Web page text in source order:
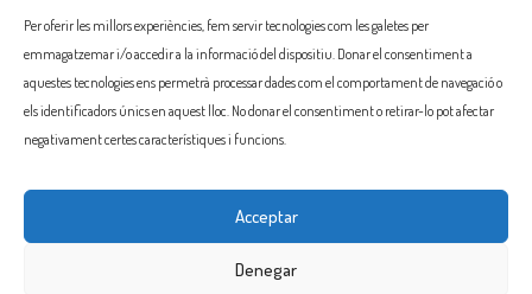
Per oferir les millors experiències, fem servir tecnologies com les galetes per
emmagatzemar i/o accedir a la informació del dispositiu. Donar el consentiment a
aquestes tecnologies ens permetrà processar dades com el comportament de navegació o
els identificadors únics en aquest lloc. No donar el consentiment o retirar-lo pot afectar
negativament certes característiques i funcions.
Acceptar
Denegar
Què està passant a l’Iran?
COMENTARIS RECENTS